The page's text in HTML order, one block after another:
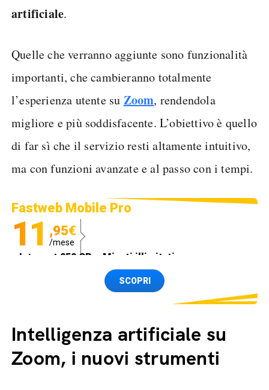
artificiale.
Quelle che verranno aggiunte sono funzionalità
importanti, che cambieranno totalmente
l’esperienza utente su Zoom, rendendola
migliore e più soddisfacente. L’obiettivo è quello
di far sì che il servizio resti altamente intuitivo,
ma con funzioni avanzate e al passo con i tempi.
Fastweb Mobile Pro
11 ,95€
/mese
Internet 250 GB e Minuti illimitati
Spedizione SIM GRATISSCOPRI
Intelligenza artificiale su
Zoom, i nuovi strumenti